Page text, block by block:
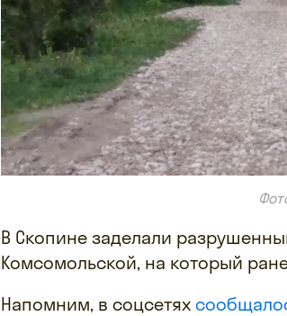
В Скопине заделали
Комсомольской, на который
Напомним, в соцсетях